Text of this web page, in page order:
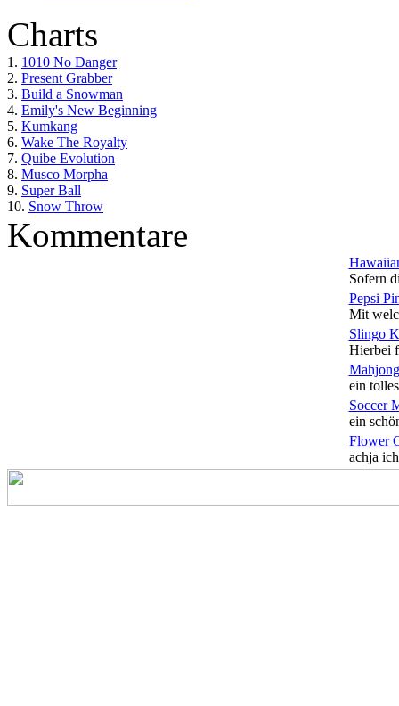
Charts
1. 1010 No Danger
2. Present Grabber
3. Build a Snowman
4. Emily's New Beginning
5. Kumkang
6. Wake The Royalty
7. Quibe Evolution
8. Musco Morpha
9. Super Ball
10. Snow Throw
Kommentare
Sofern
Pepsi
Mit
Slingo
Hierbei
ein
Soccer
ein
Flower
achja